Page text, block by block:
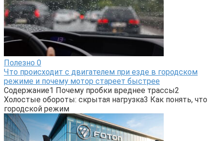
Полезно 0
Что происходит с двигателем при езде в городском
режиме и почему мотор стареет быстрее
Содержание1 Почему пробки вреднее трассы2
Холостые обороты: скрытая нагрузка3 Как понять, что
городской режим